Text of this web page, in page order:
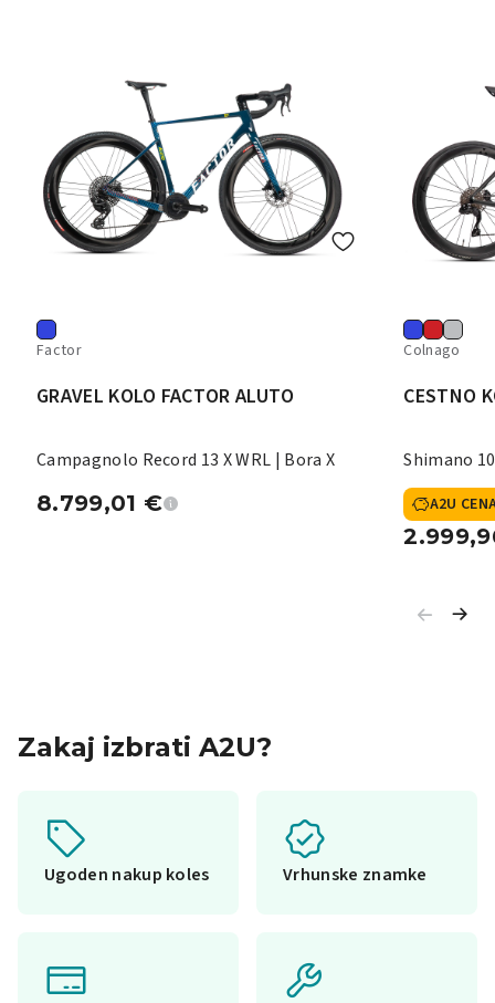
Factor
GRAVEL KOLO FACTOR ALUTO
Campagnolo Record 13 X WRL | Bora X
8.799,01 €
Colnago
CESTNO
Shimano
A2U
Zakaj izbrati A2U?
Ugoden nakup koles Vrhunske znamke